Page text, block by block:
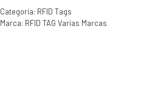
Categoría: RFID Tags
Marca: RFID TAG Varias Marcas